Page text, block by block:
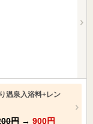
温泉入浴料+レン
円 → 900円